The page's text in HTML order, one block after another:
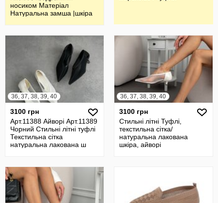
носиком Матеріал
Натуральна замша |шкіра
36, 37, 38, 39, 40
3100 грн
Арт.11388 Айворі Арт.11389
Чорний Стильні літні туфлі
Текстильна сітка
натуральна лакована ш
36, 37, 38, 39, 40
3100 грн
Стильні літні Туфлі,
текстильна сітка/
натуральна лакована
шкіра, айворі